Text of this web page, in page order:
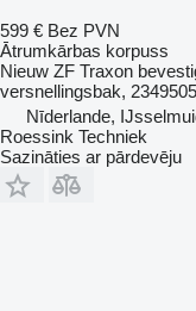
599 € Bez PVN
Ātrumkārbas korpuss
Nieuw ZF Traxon
versnellingsbak, 2349505
Nīderlande,
Roessink Techniek
Sazināties ar pārdevēju